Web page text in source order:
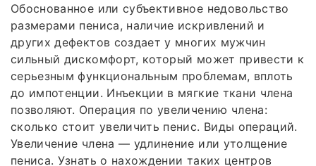
Обоснованное или субъективное недовольство
размерами пениса, наличие искривлений и
других дефектов создает у многих мужчин
сильный дискомфорт, который может привести к
серьезным функциональным проблемам, вплоть
до импотенции. Инъекции в мягкие ткани члена
позволяют. Операция по увеличению члена:
сколько стоит увеличить пенис. Виды операций.
Увеличение члена — удлинение или утолщение
пениса. Узнать о нахождении таких центров